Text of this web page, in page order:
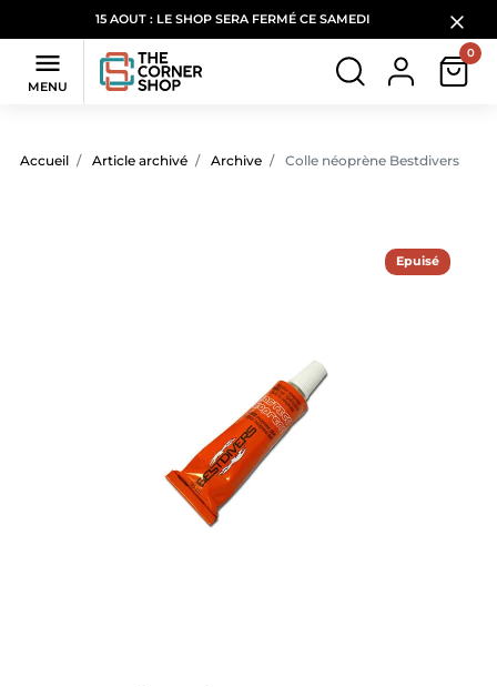
15 AOUT : LE SHOP SERA FERMÉ CE SAMEDI

MENU
0
Accueil Article archivé Archive Colle néoprène Bestdivers
Epuisé